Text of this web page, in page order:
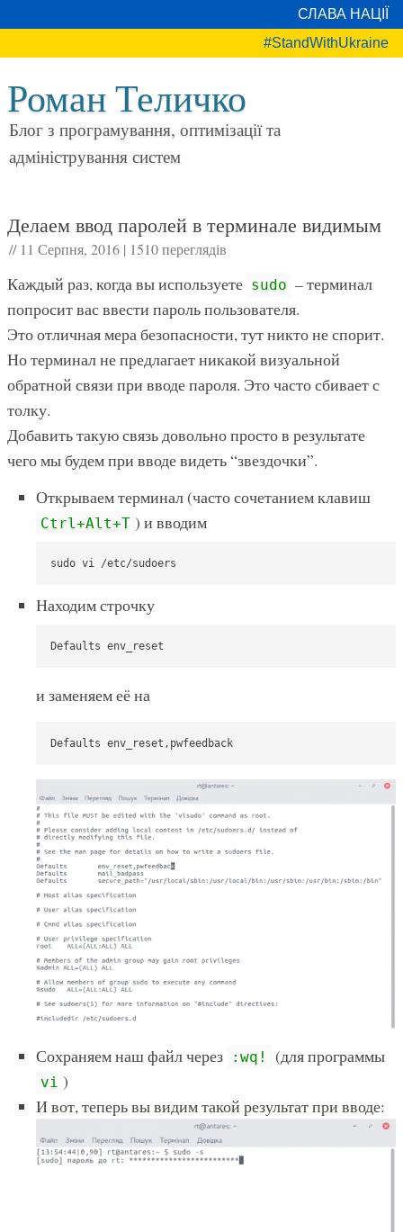
СЛАВА НАЦІЇ
#StandWithUkraine
Роман Теличко
Блог з програмування, оптимізації та
адміністрування систем
Делаем ввод паролей в терминале видимым
// 11 Серпня, 2016| 1510 переглядів
Каждый раз, когда вы используете sudo – терминал
попросит вас ввести пароль пользователя.
Это отличная мера безопасности, тут никто не спорит.
Но терминал не предлагает никакой визуальной
обратной связи при вводе пароля. Это часто сбивает с
толку.
Добавить такую связь довольно просто в результате
чего мы будем при вводе видеть “звездочки”.
Открываем терминал (часто сочетанием клавиш
Ctrl+Alt+T ) и вводим
sudo vi /etc/sudoers
Находим строчку
Defaults env_reset
и заменяем её на
Defaults env_reset,pwfeedback
Сохраняем наш файл через :wq! (для программы
vi )
И вот, теперь вы видим такой результат при вводе: